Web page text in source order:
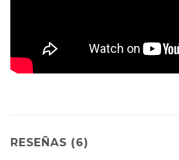
RESEÑAS (6)